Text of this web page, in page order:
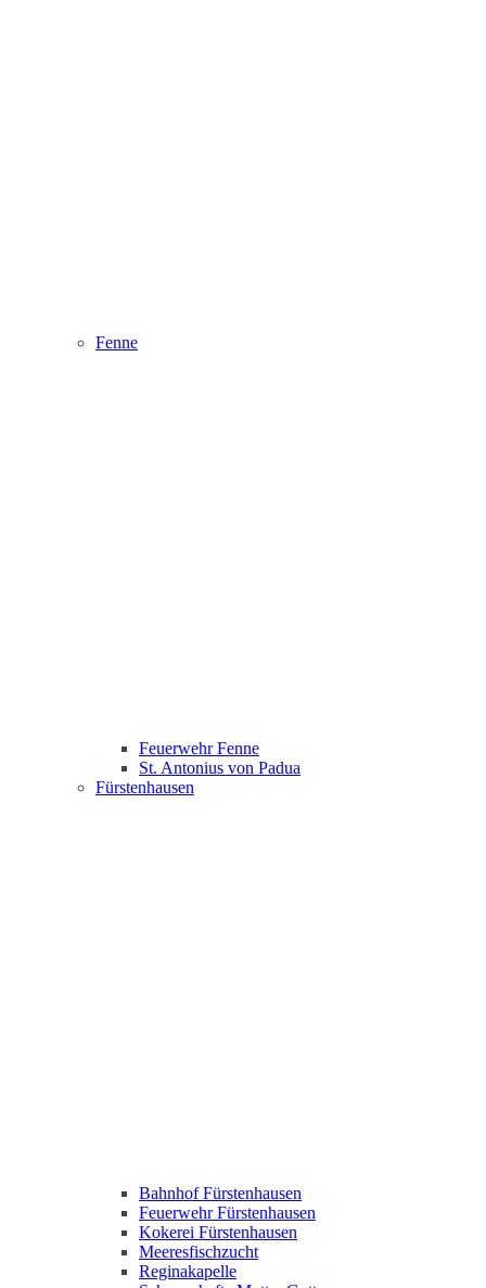
Fenne
Feuerwehr Fenne
St. Antonius von Padua
Fürstenhausen
Bahnhof Fürstenhausen
Feuerwehr Fürstenhausen
Kokerei Fürstenhausen
Meeresfischzucht
Reginakapelle